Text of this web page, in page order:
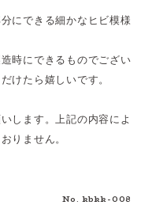
にできる細かなヒビ模様
時にできるものでござい
けたら嬉しいです。
します。上記の内容によ
りません。
No. kbkk-008